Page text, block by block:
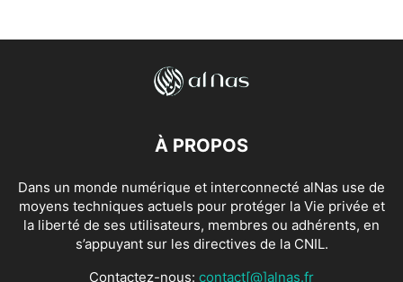
À PROPOS
Dans un monde numérique et interconnecté alNas use de
moyens techniques actuels pour protéger la Vie privée et
la liberté de ses utilisateurs, membres ou adhérents, en
s’appuyant sur les directives de la CNIL.
Contactez-nous: contact[@]alnas.fr